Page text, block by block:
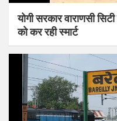
योगी सरकार वाराणसी
को कर रही स्मार्ट